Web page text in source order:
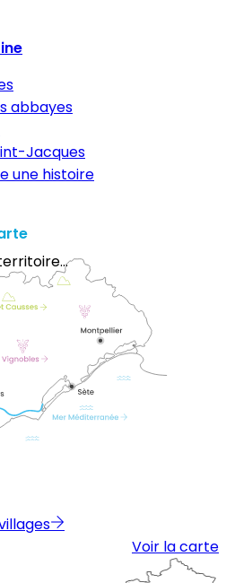
abbayes
Jacques
une histoire
Voir la carte